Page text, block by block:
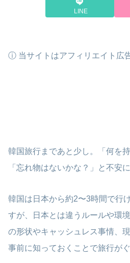
LINE
ⓘ 当サイトはアフィリエイト広
韓国旅行まであと少し。「何を
「忘れ物はないかな？」と不安
韓国は日本から約2〜3時間で行
すが、日本とは違うルールや環
の形状やキャッシュレス事情、
事前に知っておくことで旅行が